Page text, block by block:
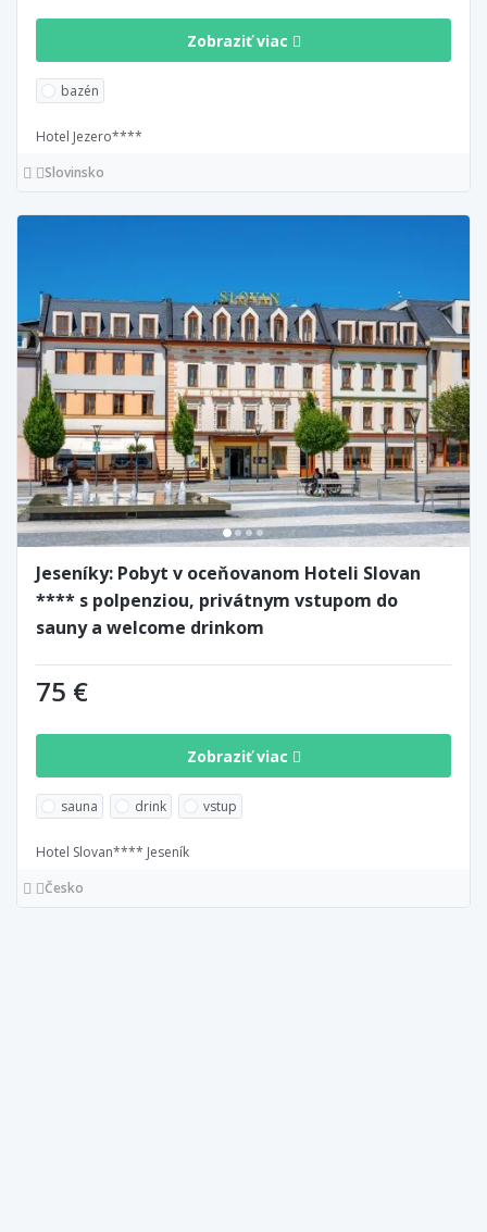
Zobraziť viac
bazén
Hotel Jezero****
Slovinsko
Jeseníky: Pobyt v oceňovanom Hoteli Slovan
**** s polpenziou, privátnym vstupom do
sauny a welcome drinkom
75 €
Zobraziť viac
sauna drink vstup
Hotel Slovan**** Jeseník
Česko